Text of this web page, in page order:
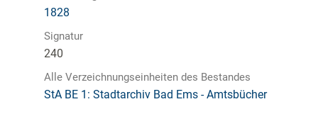
1828
Signatur
240
Alle Verzeichnungseinheiten des Bestandes
StA BE 1: Stadtarchiv Bad Ems - Amtsbücher